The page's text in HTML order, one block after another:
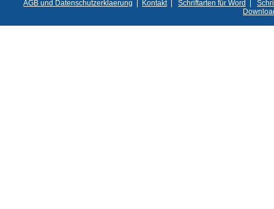
AGB und Datenschutzerklaerung Kontakt| Schriftarten für Word